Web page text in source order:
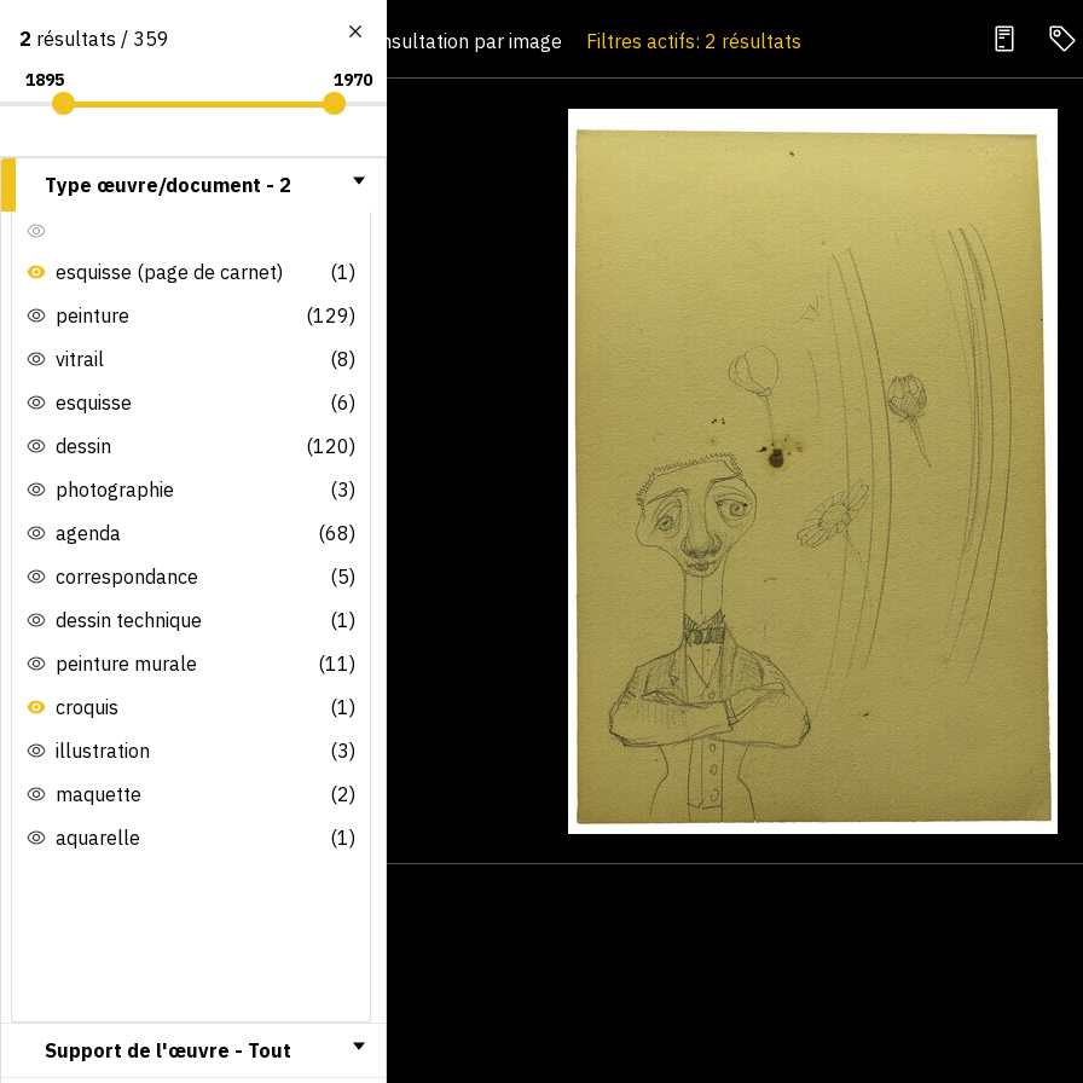
Consultation par image Filtres actifs: 2 résultats
2 résultats / 359
Type œuvre/document - 2
esquisse (page de carnet)
(1)
peinture
(129)
vitrail
(8)
esquisse
(6)
dessin
(120)
photographie
(3)
agenda
(68)
correspondance
(5)
dessin technique
(1)
peinture murale
(11)
croquis
(1)
illustration
(3)
maquette
(2)
aquarelle
(1)
Support de l'œuvre - Tout